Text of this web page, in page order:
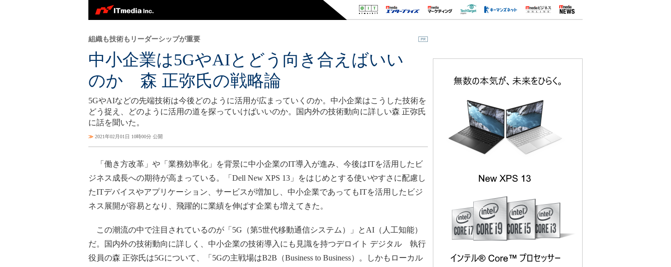
中小企業は5GやAIとどう向き合えばいい
のか 森 正弥氏の戦略論
組織も技術もリーダーシップが重要
5GやAIなどの先端技術は今後どのように活用が広まっていくのか。中小企業はこうした技術を
どう捉え、どのように活用の道を探っていけばいいのか。国内外の技術動向に詳しい森 正弥氏
に話を聞いた。
≫ 2021年02月01日 10時00分 公開
「働き方改革」や「業務効率化」を背景に中小企業のIT導入が進み、今後はITを活用したビ
ジネス成長への期待が高まっている。「Dell New XPS 13」をはじめとする使いやすさに配慮し
たITデバイスやアプリケーション、サービスが増加し、中小企業であってもITを活用したビジ
ネス展開が容易となり、飛躍的に業績を伸ばす企業も増えてきた。
この潮流の中で注目されているのが「5G（第5世代移動通信システム）」とAI（人工知能）
だ。国内外の技術動向に詳しく、中小企業の技術導入にも見識を持つデロイト デジタル 執行
役員の森 正弥氏は5Gについて、「5Gの主戦場はB2B（Business to Business）。しかもローカル